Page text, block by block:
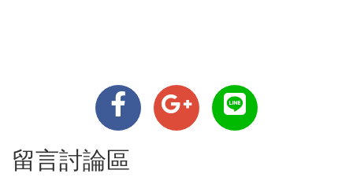
留言討論區